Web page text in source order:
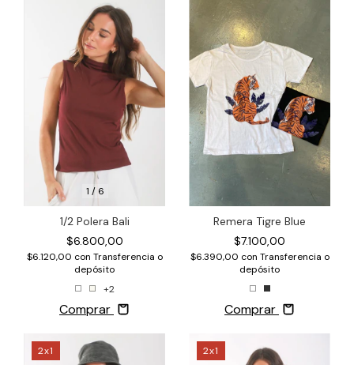
1 / 6
1/2 Polera Bali
$6.800,00
$6.120,00 con Transferencia o
depósito
+2
Comprar
Remera Tigre Blue
$7.100,00
$6.390,00 con Transferencia o
depósito
Comprar
2x1 2x1